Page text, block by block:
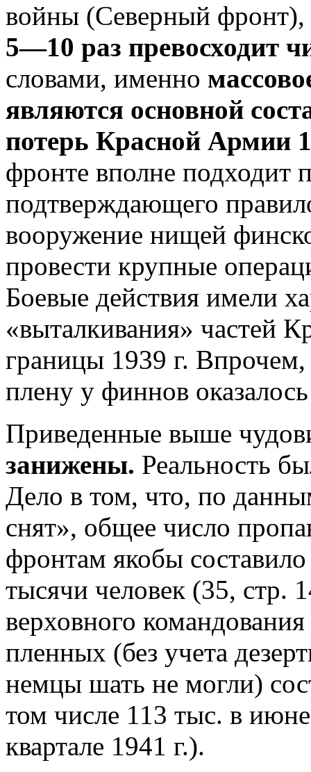
войны (Северный фронт),
5—10 раз превосходит
словами, именно
являются основной
потерь Красной Армии
фронте вполне подходит
подтверждающего
вооружение нищей
провести крупные
Боевые действия имели
«выталкивания» частей
границы 1939 г.
плену у финнов
Приведенные выше
занижены. Реальность
Дело в том, что, по
снят», общее число
фронтам якобы
тысячи человек (35, стр.
верховного
пленных (без учета
немцы шать не могли)
том числе 113 тыс. в
квартале 1941 г.).